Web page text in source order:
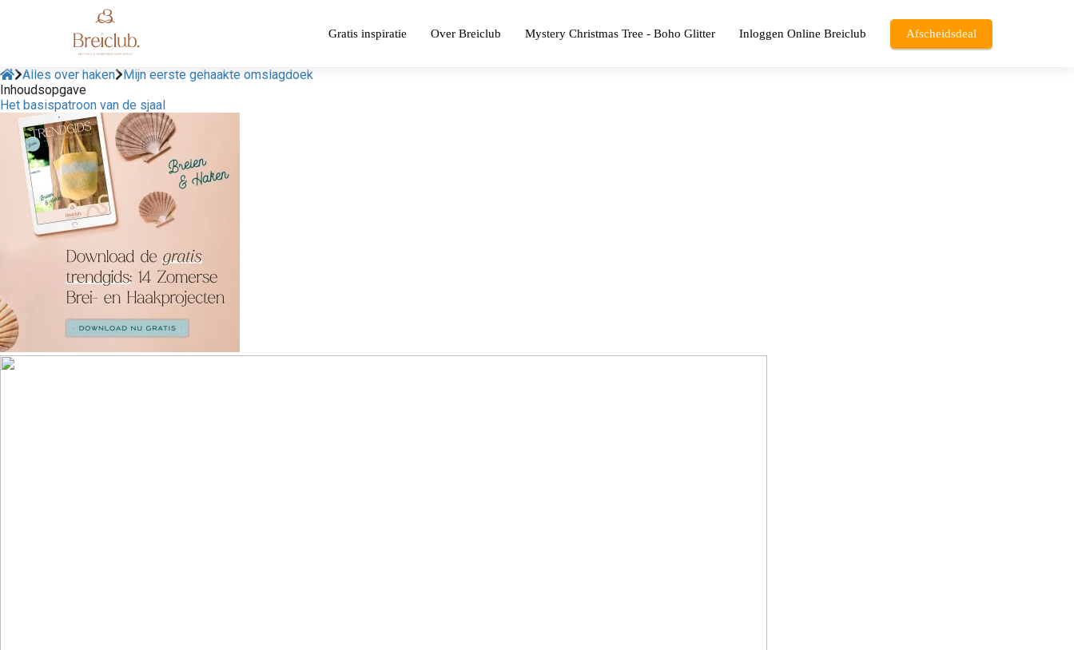
Gratis inspiratie Over Breiclub Mystery Christmas Tree - Boho Glitter Inloggen Online Breiclub Afscheidsdeal
Alles over haken
Mijn eerste gehaakte omslagdoek
Inhoudsopgave
Het basispatroon van de sjaal